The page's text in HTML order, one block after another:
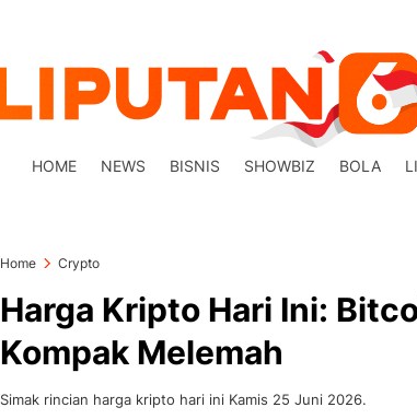
HOME NEWS BISNIS SHOWBIZ BOLA
Home Crypto
Harga Kripto Hari Ini:
Kompak Melemah
Simak rincian harga kripto hari ini Kamis 25 Juni 2026.